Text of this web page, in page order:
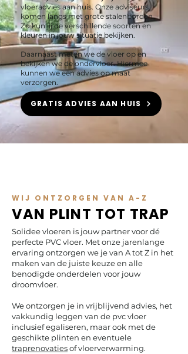
vloeradvies aan huis. Onze adviseurs
komen langs met grote stalenborden.
Zo kun jij de verschillende soorten en
kleuren in jouw situatie bekijken.
Daarnaast meten we de vloer op en
bekijken we de ondervloer. Hiermee
kunnen we een advies op maat
verzorgen.
GRATIS ADVIES AAN HUIS
WIJ ONTZORGEN VAN A-Z
VAN PLINT TOT TRAP
Solidee vloeren is jouw partner voor dé
perfecte PVC vloer. Met onze jarenlange
ervaring ontzorgen we je van A tot Z in het
maken van de juiste keuze en alle
benodigde onderdelen voor jouw
droomvloer.
We ontzorgen je in vrijblijvend advies, het
vakkundig leggen van de pvc vloer
inclusief egaliseren, maar ook met de
geschikte plinten en eventuele
traprenovatiesof vloerverwarming.